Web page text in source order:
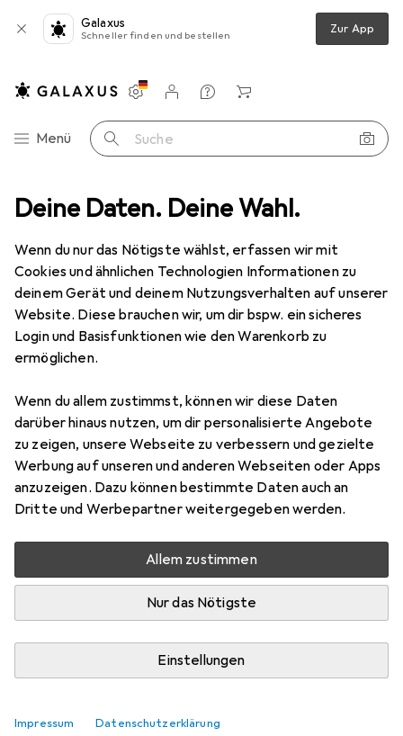
Deine Daten. Deine Wahl.
Wenn du nur das Nötigste wählst, erfassen wir mit
Cookies und ähnlichen Technologien Informationen zu
deinem Gerät und deinem Nutzungsverhalten auf unserer
Website. Diese brauchen wir, um dir bspw. ein sicheres
Login und Basisfunktionen wie den Warenkorb zu
ermöglichen.
Wenn du allem zustimmst, können wir diese Daten
darüber hinaus nutzen, um dir personalisierte Angebote
zu zeigen, unsere Webseite zu verbessern und gezielte
Werbung auf unseren und anderen Webseiten oder Apps
anzuzeigen. Dazu können bestimmte Daten auch an
Dritte und Werbepartner weitergegeben werden.
Allem zustimmen
Nur das Nötigste
Einstellungen
Impressum Datenschutzerklärung
Galaxus
Schneller finden und bestellen Zur App
Navigation nach Kategorien
Menü Suche
Einstellungen
Kundenkonto
Vergleichslisten
Merklisten
Warenkorb